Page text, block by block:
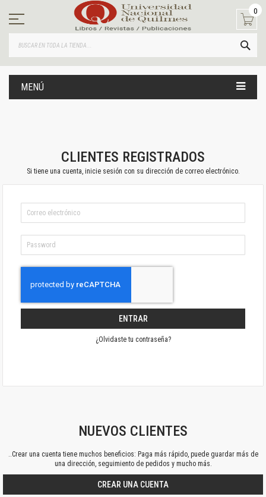
contenido
0
MENÚ
CLIENTES REGISTRADOS
Si tiene una cuenta, inicie sesión con su dirección de correo electrónico.
ENTRAR
¿Olvidaste tu contraseña?
NUEVOS CLIENTES
..Crear una cuenta tiene muchos beneficios: Paga más rápido, puede guardar más de
una dirección, seguimiento de pedidos y mucho más.
CREAR UNA CUENTA